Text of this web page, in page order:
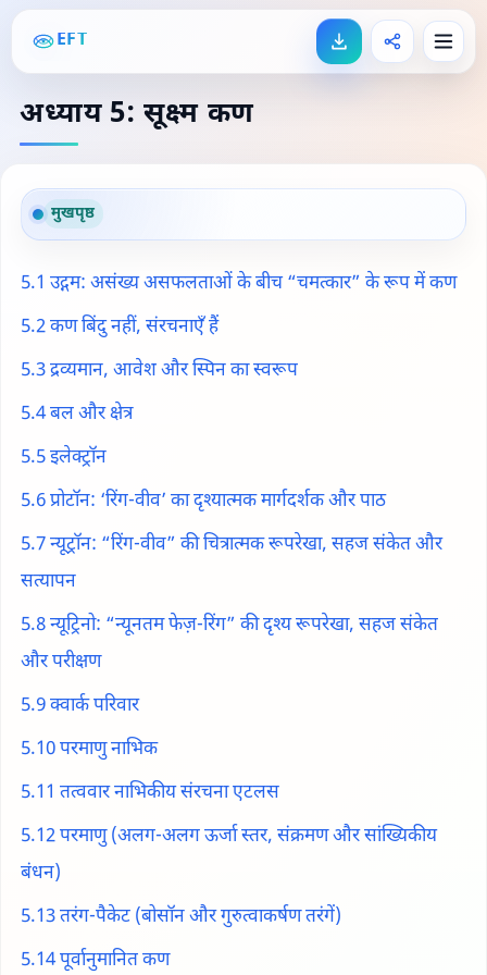
EFT
अध्याय 5: सूक्ष्म कण
मुखपृष्ठ
5.1 उद्गम: असंख्य असफलताओं के बीच “चमत्कार” के रूप में कण
5.2 कण बिंदु नहीं, संरचनाएँ हैं
5.3 द्रव्यमान, आवेश और स्पिन का स्वरूप
5.4 बल और क्षेत्र
5.5 इलेक्ट्रॉन
5.6 प्रोटॉन: ‘रिंग-वीव’ का दृश्यात्मक मार्गदर्शक और पाठ
5.7 न्यूट्रॉन: “रिंग-वीव” की चित्रात्मक रूपरेखा, सहज संकेत और
सत्यापन
5.8 न्यूट्रिनो: “न्यूनतम फेज़-रिंग” की दृश्य रूपरेखा, सहज संकेत
और परीक्षण
5.9 क्वार्क परिवार
5.10 परमाणु नाभिक
5.11 तत्ववार नाभिकीय संरचना एटलस
5.12 परमाणु (अलग-अलग ऊर्जा स्तर, संक्रमण और सांख्यिकीय
बंधन)
5.13 तरंग-पैकेट (बोसॉन और गुरुत्वाकर्षण तरंगें)
5.14 पूर्वानुमानित कण